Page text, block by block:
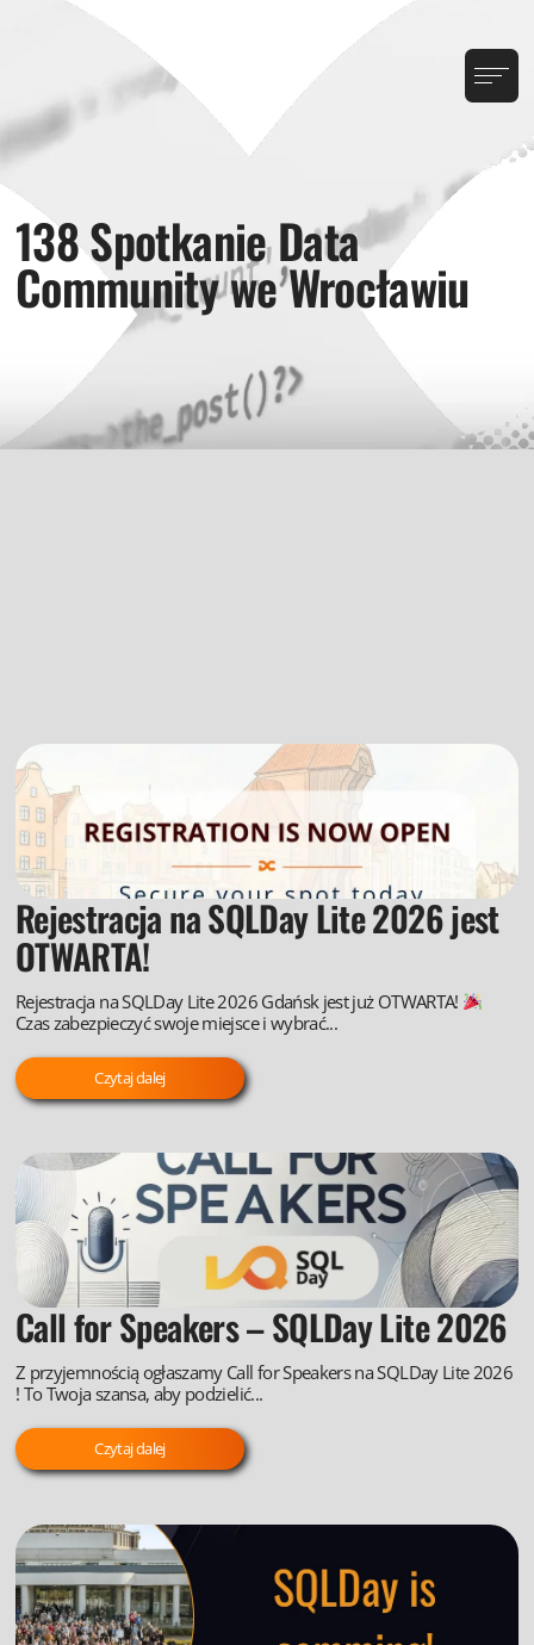
138 Spotkanie Data
Community we Wrocławiu
Rejestracja na SQLDay Lite 2026 jest
OTWARTA!
Rejestracja na SQLDay Lite 2026 Gdańsk jest już OTWARTA!
Czas zabezpieczyć swoje miejsce i wybrać...
Czytaj dalej
Call for Speakers – SQLDay Lite 2026
Z przyjemnością ogłaszamy Call for Speakers na SQLDay Lite 2026
! To Twoja szansa, aby podzielić...
Czytaj dalej